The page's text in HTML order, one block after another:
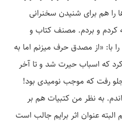
را هم برای شنیدن سخنرانی
کردم و بردم. مصنف کتاب و
«از مصدق حرف می­زنم اما به
که اسباب حیرت شد و تا آخر
رفت که موجب نومیدی بود!
به نظر من کتبیات هم بر
عنوان اثر برایم جالب است